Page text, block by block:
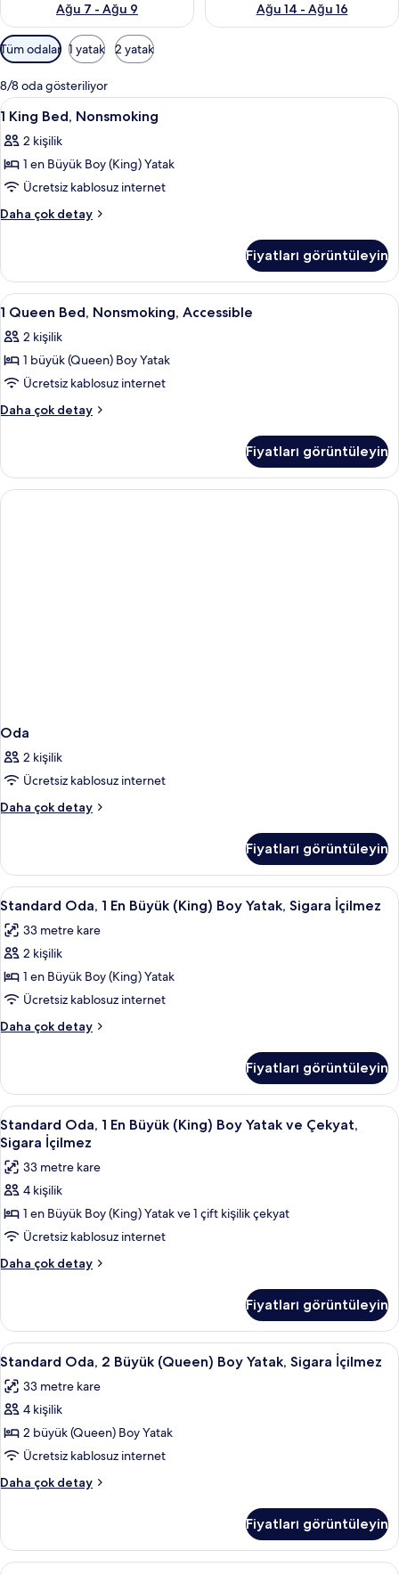
Ağu 7 - Ağu 9
Ağu 14 - Ağu 16
Odalar
için
mevcut
filtreler
Tüm odalar 1 yatak 2 yatak
8/8 oda gösteriliyor
1
King
Bed,
Nonsmoking
için
tüm
Masa, dizüstü bilgisayar çalışma
9
1 King Bed, Nonsmoking
2 kişilik
1 en Büyük Boy (King) Yatak
Ücretsiz kablosuz internet
Daha çok detay
1
hakkında
daha
fazla
Fiyatları görüntüleyin
1
Queen
Bed,
Nonsmoking,
Accessible
için
görün
Masa, dizüstü bilgisayar çalışma
8
1 Queen Bed, Nonsmoking, Accessible
2 kişilik
1 büyük (Queen) Boy Yatak
Ücretsiz kablosuz internet
Daha çok detay
1
Accessible
hakkında
daha
Fiyatları görüntüleyin
Oda
2 kişilik
Ücretsiz kablosuz internet
Daha çok detay
Oda
detay
Fiyatları görüntüleyin
Standard
Oda,
1
En
Büyük
(King)
Boy
Yatak,
İçilmez
için
tüm
fotoğrafları
görün
Masa, dizüstü bilgisayar çalışma
2
Standard Oda, 1 En Büyük (King) Boy Yatak, Sigara İçilmez
33 metre kare
2 kişilik
1 en Büyük Boy (King) Yatak
Ücretsiz kablosuz internet
Daha çok detay
Standard
Büyük
(King)
Boy
Yatak,
Sigara
İçilmez
hakkında
fazla
detay
Fiyatları görüntüleyin
Standard
Oda,
1
En
Büyük
(King)
Boy
Yatak
Sigara
İçilmez
için
tüm
fotoğrafları
görün
Standard Oda, 1 En Büyük (King)
6
Standard Oda, 1 En Büyük (King) Boy Yatak ve Çekyat,
Sigara İçilmez
33 metre kare
4 kişilik
1 en Büyük Boy (King) Yatak ve 1 çift kişilik çekyat
Ücretsiz kablosuz internet
Daha çok detay
Standard
Büyük
(King)
Boy
ve
Çekyat,
İçilmez
hakkında
fazla
Fiyatları görüntüleyin
Standard
Oda,
2
Büyük
(Queen)
Boy
Yatak,
Sigara
için
tüm
Standard Oda, 2 Büyük (Queen) Boy
5
Standard Oda, 2 Büyük (Queen) Boy Yatak, Sigara İçilmez
33 metre kare
4 kişilik
2 büyük (Queen) Boy Yatak
Ücretsiz kablosuz internet
Daha çok detay
Standard
(Queen)
Boy
Fiyatları görüntüleyin
Oda, 1 Büyük (Queen) Boy Yatak,